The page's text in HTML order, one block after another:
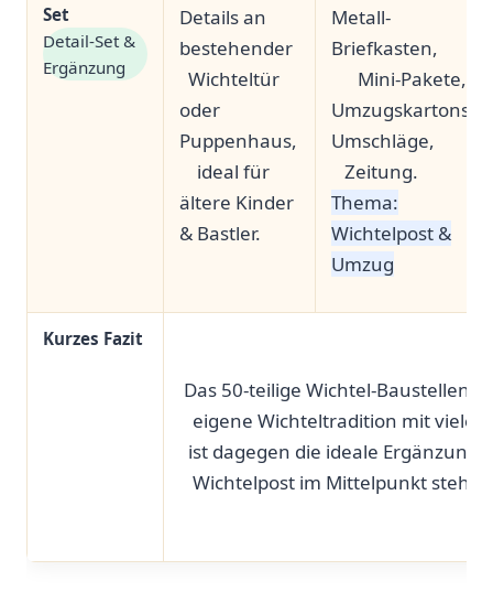
Set
Detail-Set &
⁢Ergänzung
Details an
bestehender
⁢ ⁤ Wichteltür
oder
Puppenhaus,
​ ‌ ‍⁤ ⁤ ‌ideal ‌für
ältere Kinder
& Bastler.
⁣Metall-
Briefkasten,
⁣ ‍ ⁣ ‍ ⁣ ⁢ Mini-Pakete,
Umzugskartons,‌
Umschläge,
‍ ​ ⁢ Zeitung.
Thema:
Wichtelpost &
Umzug
Kurzes Fazit
Das 50-teilige Wichtel-Baustellen-
eigene ⁣Wichteltradition mit
ist dagegen die ideale
Wichtelpost im Mittelpunkt